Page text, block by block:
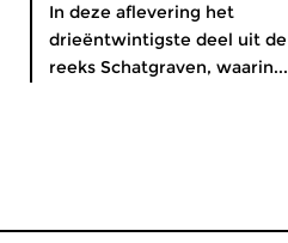
In deze aflevering het
drieëntwintigste deel uit de
reeks Schatgraven, waarin...